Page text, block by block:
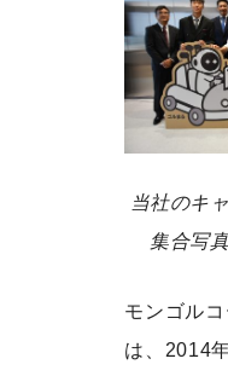
当社のキ
集合写
モンゴル
は、2014